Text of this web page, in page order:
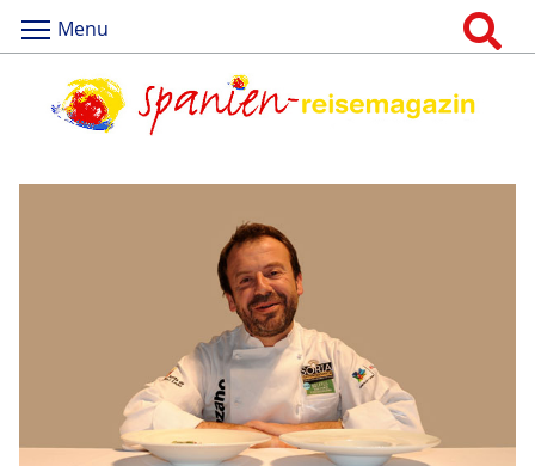
Menu